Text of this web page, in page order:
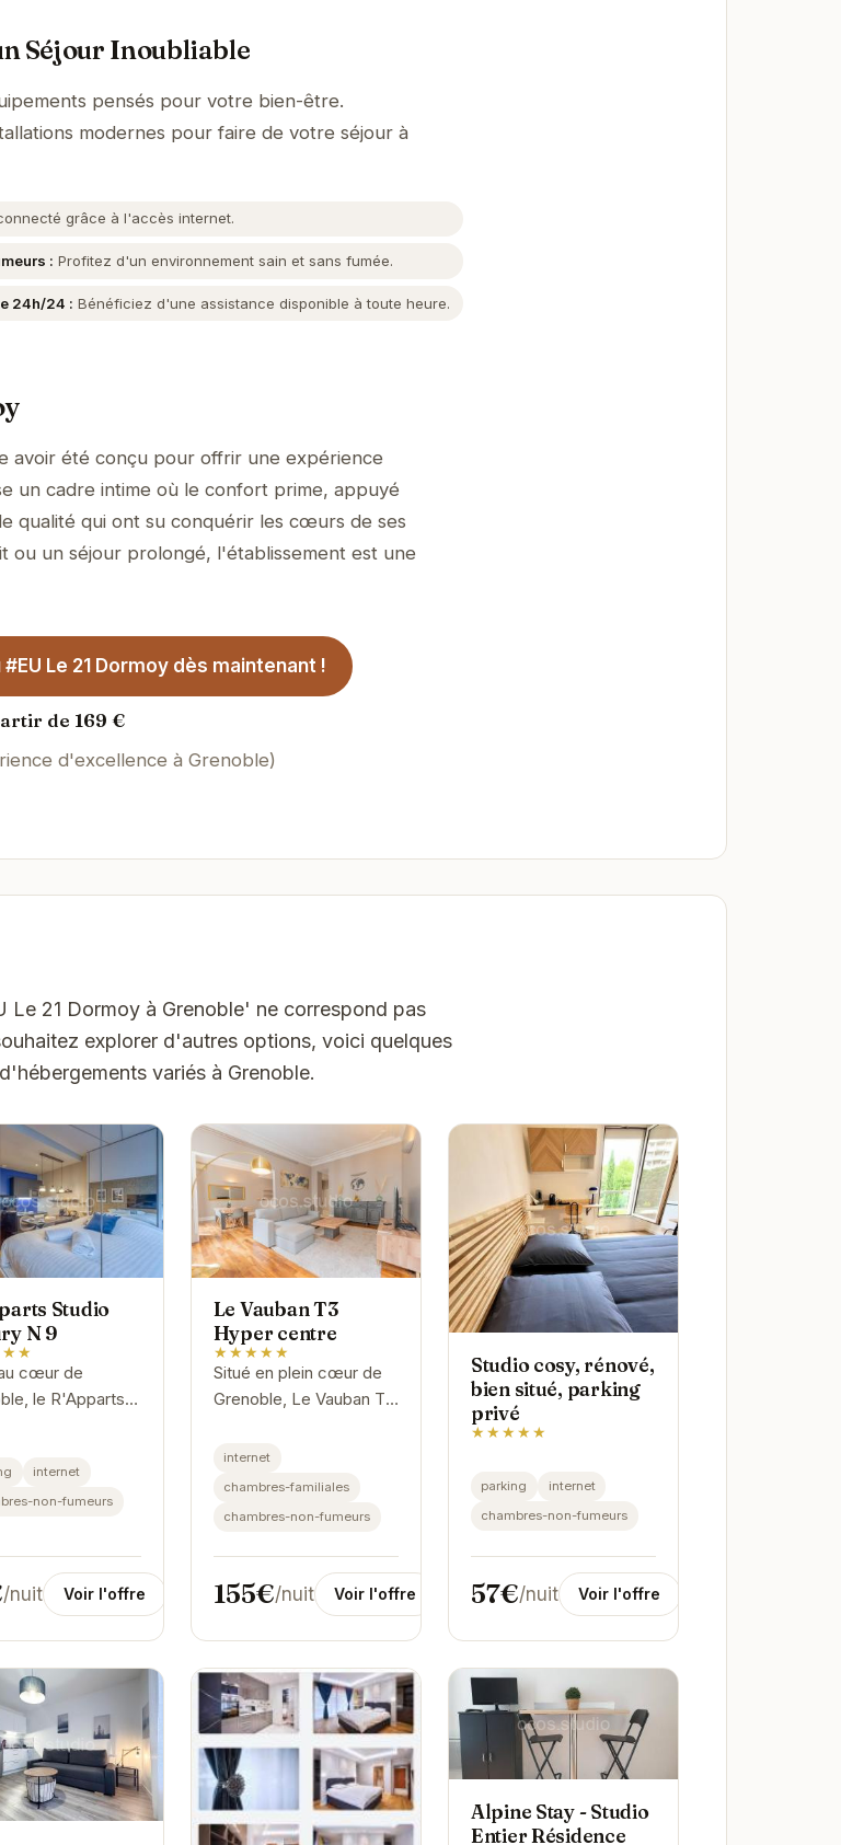
Séjour Inoubliable
pensés pour votre bien-être.
modernes pour faire de votre séjour à
grâce à l'accès internet.
: Profitez d'un environnement sain et sans fumée.
24h/24 : Bénéficiez d'une assistance disponible à toute heure.
avoir été conçu pour offrir une expérience
un cadre intime où le confort prime, appuyé
qualité qui ont su conquérir les cœurs de ses
ou un séjour prolongé, l'établissement est une
Le 21 Dormoy dès maintenant !
de 169 €
d'excellence à Grenoble)
Le 21 Dormoy à Grenoble' ne correspond pas
explorer d'autres options, voici quelques
variés à Grenoble.
Studio
N 9
cœur de
le R'Apparts
en quête de
et de
internet
non-fumeurs
/nuit Voir l'offre
Le Vauban T3
Hyper centre
★★★★★
Situé en plein cœur de
Grenoble, Le Vauban T3
aux principales
attractions de la ville.
internet
chambres-familiales
chambres-non-fumeurs
155€/nuit Voir l'offre
Studio cosy, rénové,
bien situé, parking
privé
★★★★★
parking
internet
chambres-non-fumeurs
57€/nuit Voir l'offre
Alpine Stay - Studio
Entier Résidence